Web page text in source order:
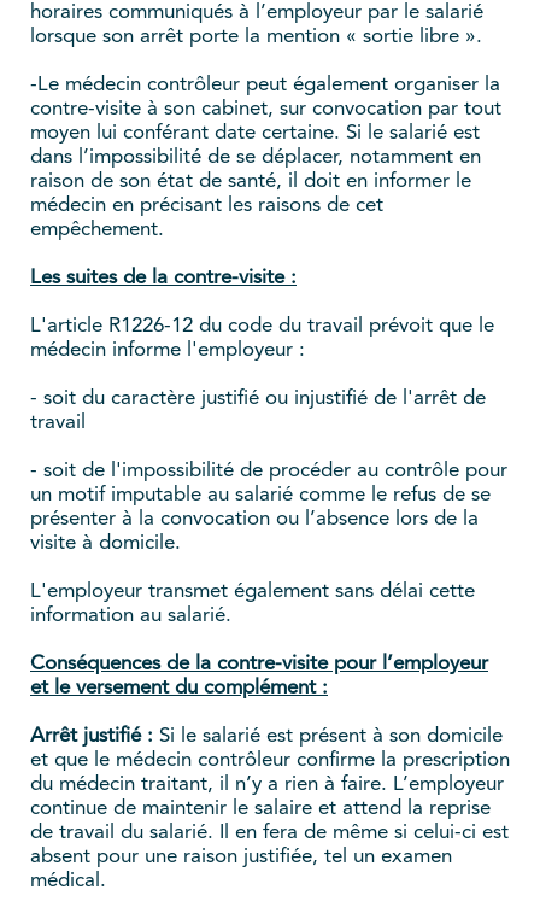
horaires communiqués à l’employeur par le salarié
lorsque son arrêt porte la mention « sortie libre ».
-Le médecin contrôleur peut également organiser la
contre-visite à son cabinet, sur convocation par tout
moyen lui conférant date certaine. Si le salarié est
dans l’impossibilité de se déplacer, notamment en
raison de son état de santé, il doit en informer le
médecin en précisant les raisons de cet
empêchement.
Les suites de la contre-visite :
L'article R1226-12 du code du travail prévoit que le
médecin informe l'employeur :
- soit du caractère justifié ou injustifié de l'arrêt de
travail
- soit de l'impossibilité de procéder au contrôle pour
un motif imputable au salarié comme le refus de se
présenter à la convocation ou l’absence lors de la
visite à domicile.
L'employeur transmet également sans délai cette
information au salarié.
Conséquences de la contre-visite pour l’employeur
et le versement du complément :
Arrêt justifié : Si le salarié est présent à son domicile
et que le médecin contrôleur confirme la prescription
du médecin traitant, il n’y a rien à faire. L’employeur
continue de maintenir le salaire et attend la reprise
de travail du salarié. Il en fera de même si celui-ci est
absent pour une raison justifiée, tel un examen
médical.